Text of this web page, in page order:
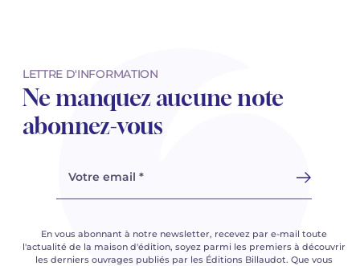
LETTRE D'INFORMATION
Ne manquez aucune note
abonnez-vous
Votre email *
En vous abonnant à notre newsletter, recevez par e-mail toute
l'actualité de la maison d'édition, soyez parmi les premiers à découvrir
les derniers ouvrages publiés par les Éditions Billaudot. Que vous